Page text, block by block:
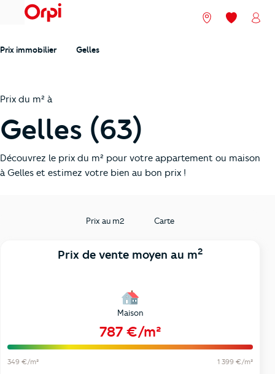
menu Nos agences
Mes
Prix immobilier Gelles
Prix du m² à
Gelles (63)
Découvrez le prix du m² pour votre appartement ou maison
à Gelles et estimez votre bien au bon prix !
Prix au m2 Carte
Prix de vente moyen au m2
Maison
787 €/m²
349 €/m² 1 399 €/m²